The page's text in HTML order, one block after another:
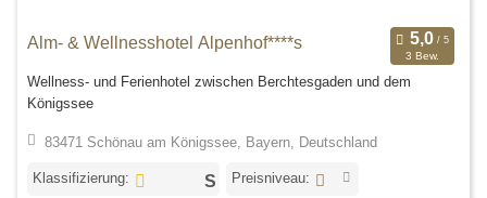
Alm- & Wellnesshotel Alpenhof****s
3 Bew.
Wellness- und Ferienhotel zwischen Berchtesgaden und dem
Königssee
83471 Schönau am Königssee, Bayern, Deutschland
Klassifizierung: Preisniveau: